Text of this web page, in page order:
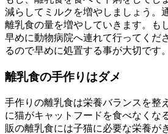
減らしてミルクを増やしましょう。
離乳食の量を増やしていきます。も
早めに動物病院へ連れて行ってくだ
るので早めに処置する事が大切です。
離乳食の手作りはダメ
手作りの離乳食は栄養バランスを整
に猫がキャットフードを食べなくな
販の離乳食には子猫に必要な栄養が